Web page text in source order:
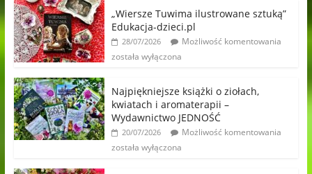
„Wiersze Tuwima ilustrowane sztuką”
Edukacja-dzieci.pl
28/07/2026
Możliwość komentowania
została wyłączona
Najpiękniejsze książki o ziołach,
kwiatach i aromaterapii –
Wydawnictwo JEDNOŚĆ
20/07/2026
Możliwość komentowania
została wyłączona